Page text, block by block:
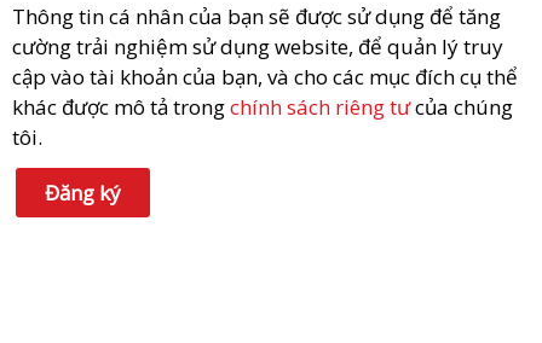
Thông tin cá nhân của bạn sẽ được sử dụng để tăng
cường trải nghiệm sử dụng website, để quản lý truy
cập vào tài khoản của bạn, và cho các mục đích cụ thể
khác được mô tả trongchính sách riêng tưcủa chúng
tôi.
Đăng ký